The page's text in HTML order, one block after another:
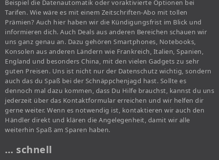
Beispiel die Datenautomatik oder voraktivierte Optionen bei
Tarifen. Wie wäre es mit einem Zeitschriften-Abo mit tollen
Prämien? Auch hier haben wir die Kündigungsfrist im Blick und
informieren dich. Auch Deals aus anderen Bereichen schauen wir
uns ganz genau an. Dazu gehören Smartphones, Notebooks,
Konsolen aus anderen Ländern wie Frankreich, Italien, Spanien,
England und besonders China, mit den vielen Gadgets zu sehr
guten Preisen. Uns ist nicht nur der Datenschutz wichtig, sondern
auch das du Spaß bei der Schnäppchenjagd hast. Sollte es
dennoch mal dazu kommen, dass Du Hilfe brauchst, kannst du uns
jederzeit über das Kontaktformular erreichen und wir helfen dir
gerne weiter. Wenn es notwendig ist, kontaktieren wir auch den
Händler direkt und klären die Angelegenheit, damit wir alle
weiterhin Spaß am Sparen haben.
… schnell